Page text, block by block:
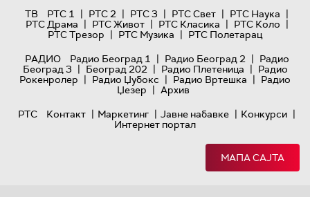
ТВ
РТС 1 | РТС 2 | РТС 3 | РТС Свет | РТС Наука |
РТС Драма | РТС Живот | РТС Класика | РТС Коло |
РТС Трезор | РТС Музика | РТС Полетарац
РАДИО
Радио Београд 1 | Радио Београд 2 | Радио
Београд 3 | Београд 202 | Радио Плетеница | Радио
Рокенролер | Радио Џубокс | Радио Вртешка | Радио
Џезер | Архив
РТС
Контакт | Маркетинг | Јавне набавке | Конкурси |
Интернет портал
МАПА САЈТА